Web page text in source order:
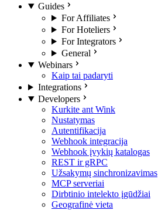
Guides
For Affiliates
For Hoteliers
For Integrators
General
Webinars
Kaip tai padaryti
Integrations
Developers
Kurkite ant Wink
Nustatymas
Autentifikacija
Webhook integracija
Webhook įvykių katalogas
REST ir gRPC
Užsakymų sinchronizavimas
MCP serveriai
Dirbtinio intelekto įgūdžiai
Geografinė vieta